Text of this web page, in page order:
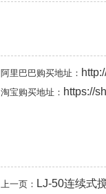
阿里巴巴购买地址：
淘宝购买地址： https://
上一页： LJ-50连续式